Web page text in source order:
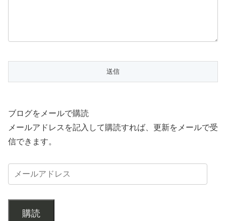
ブログをメールで購読
メールアドレスを記入して購読すれば、更新をメールで受
信できます。
購読